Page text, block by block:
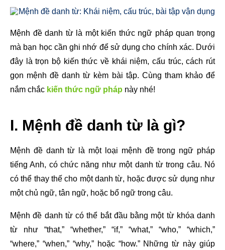
Mệnh đề danh từ là một kiến thức ngữ pháp quan trọng
mà bạn học cần ghi nhớ để sử dụng cho chính xác. Dưới
đây là trọn bộ kiến thức về khái niệm, cấu trúc, cách rút
gọn mệnh đề danh từ kèm bài tập. Cùng tham khảo để
nắm chắc kiến thức ngữ pháp này nhé!
I. Mệnh đề danh từ là gì?
Mệnh đề danh từ là một loại mệnh đề trong ngữ pháp
tiếng Anh, có chức năng như một danh từ trong câu. Nó
có thể thay thế cho một danh từ, hoặc được sử dụng như
một chủ ngữ, tân ngữ, hoặc bổ ngữ trong câu.
Mệnh đề danh từ có thể bắt đầu bằng một từ khóa danh
từ như “that,” “whether,” “if,” “what,” “who,” “which,”
“where,” “when,” “why,” hoặc “how.” Những từ này giúp